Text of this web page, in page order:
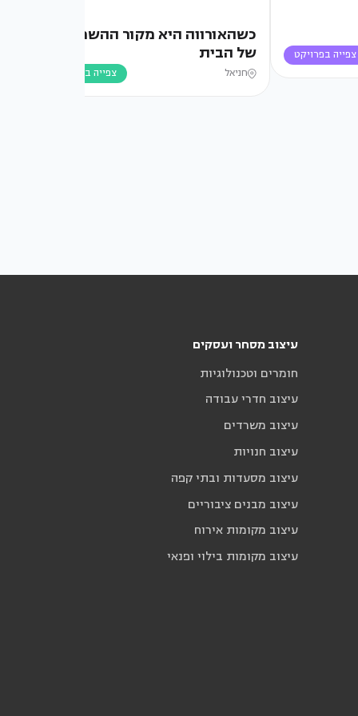
צפייה בפרויקט
כשהאורווה היא מקור ההשראה
של הבית
חניאל צפייה בפרויקט
עיצוב מסחר ועסקים
חומרים וטכנולוגיות
עיצוב חדרי עבודה
עיצוב משרדים
עיצוב חנויות
עיצוב מסעדות ובתי קפה
עיצוב מבנים ציבוריים
עיצוב מקומות אירוח
עיצוב מקומות בילוי ופנאי